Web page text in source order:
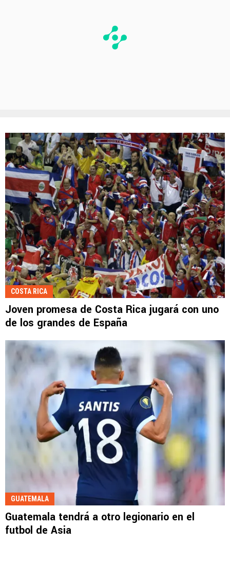
COSTA RICA
Joven promesa de Costa Rica jugará con uno
de los grandes de España
GUATEMALA
Guatemala tendrá a otro legionario en el
futbol de Asia